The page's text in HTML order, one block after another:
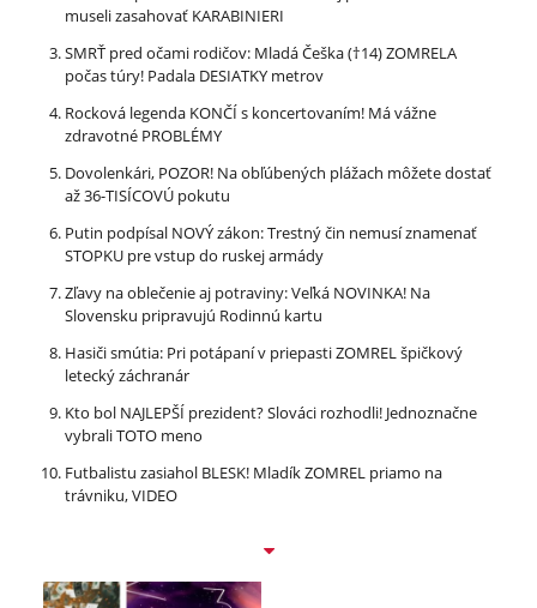
museli zasahovať KARABINIERI
SMRŤ pred očami rodičov: Mladá Češka (†14) ZOMRELA
počas túry! Padala DESIATKY metrov
Rocková legenda KONČÍ s koncertovaním! Má vážne
zdravotné PROBLÉMY
Dovolenkári, POZOR! Na obľúbených plážach môžete dostať
až 36-TISÍCOVÚ pokutu
Putin podpísal NOVÝ zákon: Trestný čin nemusí znamenať
STOPKU pre vstup do ruskej armády
Zľavy na oblečenie aj potraviny: Veľká NOVINKA! Na
Slovensku pripravujú Rodinnú kartu
Hasiči smútia: Pri potápaní v priepasti ZOMREL špičkový
letecký záchranár
Kto bol NAJLEPŠÍ prezident? Slováci rozhodli! Jednoznačne
vybrali TOTO meno
Futbalistu zasiahol BLESK! Mladík ZOMREL priamo na
trávniku, VIDEO